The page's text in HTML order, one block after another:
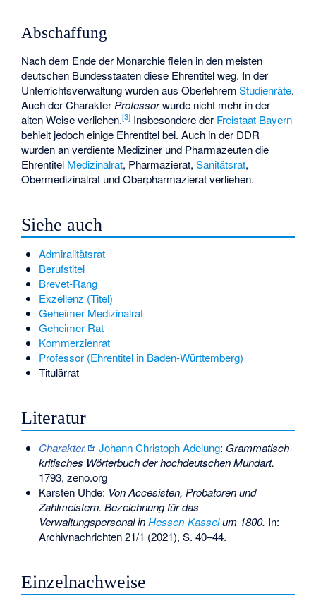
Abschaffung
Nach dem Ende der Monarchie fielen in den meisten
deutschen Bundesstaaten diese Ehrentitel weg. In der
Unterrichtsverwaltung wurden aus OberlehrernStudienräte.
Auch der Charakter Professorwurde nicht mehr in der
alten Weise verliehen.[3] Insbesondere der Freistaat Bayern
behielt jedoch einige Ehrentitel bei. Auch in der DDR
wurden an verdiente Mediziner und Pharmazeuten die
Ehrentitel Medizinalrat, Pharmazierat,Sanitätsrat,
Obermedizinalrat und Oberpharmazierat verliehen.
Siehe auch
Admiralitätsrat
Berufstitel
Brevet-Rang
Exzellenz (Titel)
Geheimer Medizinalrat
Geheimer Rat
Kommerzienrat
Professor (Ehrentitel in Baden-Württemberg)
Titulärrat
Literatur
Charakter. Johann Christoph Adelung: Grammatisch-
kritisches Wörterbuch der hochdeutschen Mundart.
1793, zeno.org
Karsten Uhde: Von Accesisten, Probatoren und
Zahlmeistern. Bezeichnung für das
Verwaltungspersonal inHessen-Kasselum 1800. In:
Archivnachrichten 21/1 (2021), S. 40–44.
Einzelnachweise